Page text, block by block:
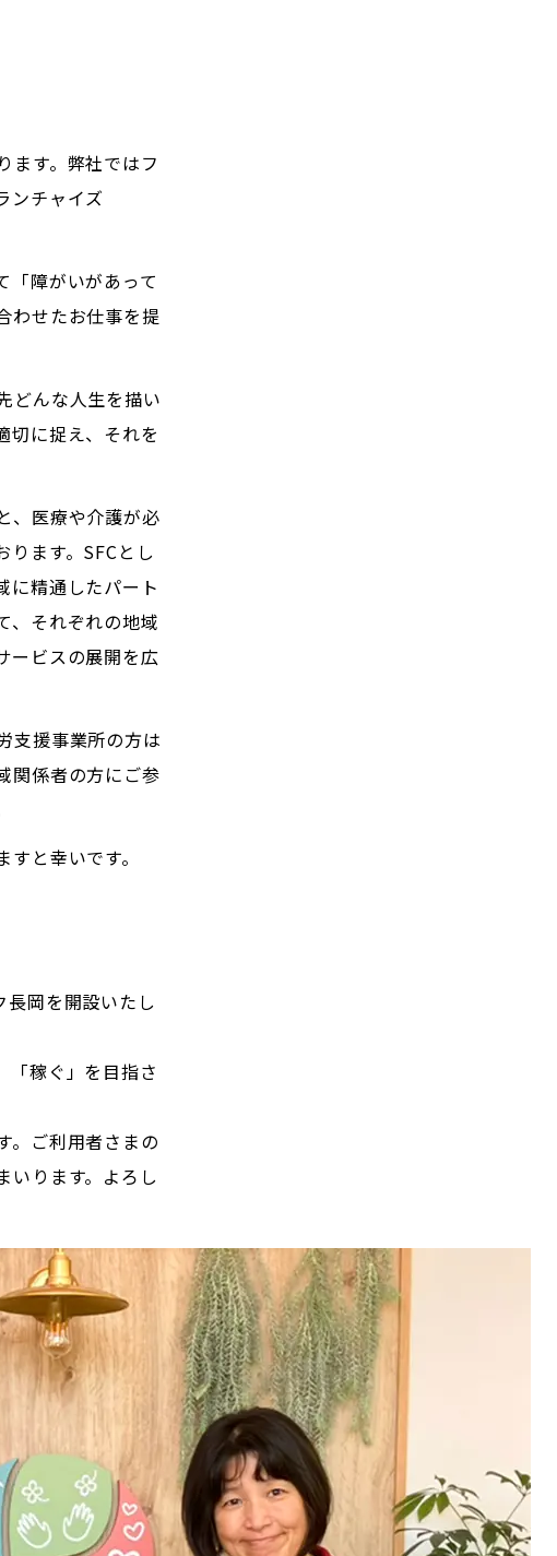
ます。弊社ではフ
ンチャイズ
「障がいがあって
わせたお仕事を提
どんな人生を描い
切に捉え、それを
、医療や介護が必
ます。SFCとし
に精通したパート
、それぞれの地域
ービスの展開を広
支援事業所の方は
関係者の方にご参
と幸いです。
岡を開設いたし
「稼ぐ」を目指さ
。ご利用者さまの
いります。よろし